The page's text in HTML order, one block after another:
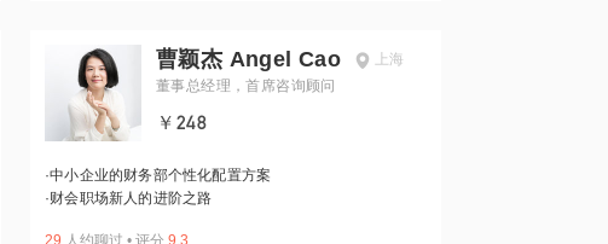
曹颖杰 Angel Cao
上海
董事总经理，首席咨询顾问
￥248
·中小企业的财务部个性化配置方案
·财会职场新人的进阶之路
29 人约聊过 • 评分 9.3